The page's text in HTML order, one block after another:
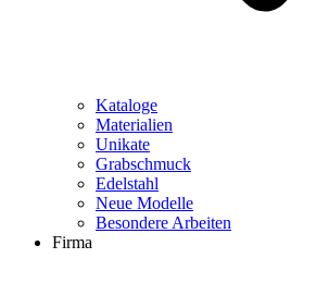
Kataloge
Materialien
Unikate
Grabschmuck
Edelstahl
Neue Modelle
Besondere Arbeiten
Firma